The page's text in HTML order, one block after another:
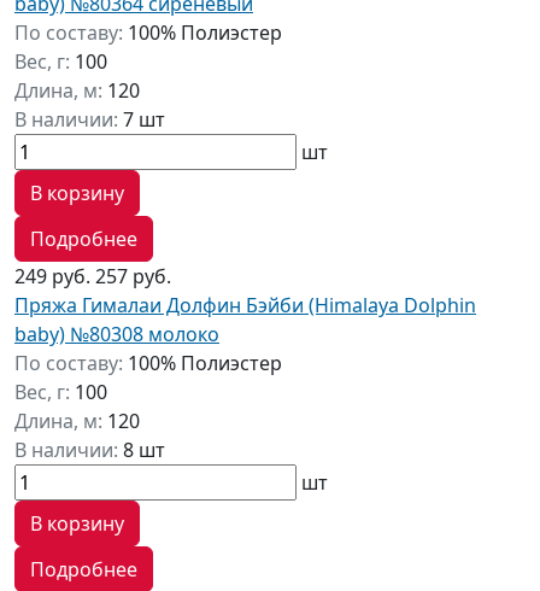
По составу: 100% Полиэстер
Вес, г: 100
Длина, м: 120
В наличии: 7 шт
шт
В корзину
Подробнее
249 руб. 257 руб.
Пряжа Гималаи Долфин Бэйби (Himalaya Dolphin
baby) №80308 молоко
По составу: 100% Полиэстер
Вес, г: 100
Длина, м: 120
В наличии: 8 шт
шт
В корзину
Подробнее